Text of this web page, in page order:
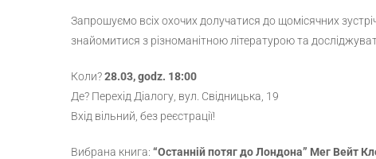
Запрошуємо всіх охочих долучатися до щомісячних
знайомитися з різноманітною літературою та
Коли?28.03, godz. 18:00
Де? Перехід Діалогу, вул. Свідницька, 19
Вхід вільний, без реєстрації!
Вибрана книга: “Останній потяг до Лондона” Мег Вейт